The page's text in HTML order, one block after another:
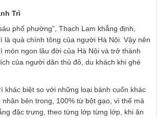
Trì
phố phường”, Thạch Lam khẳng định,
là quà chính tông của người Hà Nội. Vậy nên
món ngon lâu đời của Hà Nội và trở thành
của người dân thủ đô, du khách khi ghé
khác biệt so với những loại bánh cuốn khác
nhân bên trong, 100% từ bột gạo, vì thế mà
đặc trưng, theo từng lớp từng lớp, khi ăn